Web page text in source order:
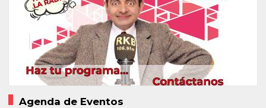
Agenda de Eventos